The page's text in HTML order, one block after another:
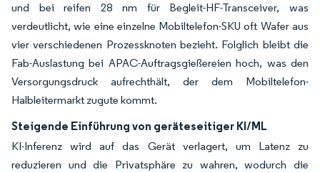
und bei reifen 28 nm für Begleit-HF-Transceiver, was
verdeutlicht, wie eine einzelne Mobiltelefon-SKU oft Wafer aus
vier verschiedenen Prozessknoten bezieht. Folglich bleibt die
Fab-Auslastung bei APAC-Auftragsgießereien hoch, was den
Versorgungsdruck aufrechthält, der dem Mobiltelefon-
Halbleitermarkt zugute kommt.
Steigende Einführung von geräteseitiger KI/ML
KI-Inferenz wird auf das Gerät verlagert, um Latenz zu
reduzieren und die Privatsphäre zu wahren, wodurch die